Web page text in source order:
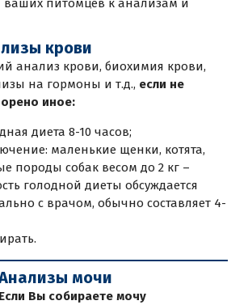
ваших питомцев к анализам и
крови
анализ крови, биохимия крови,
на гормоны и т.д., если не
иное:
диета 8-10 часов;
маленькие щенки, котята,
породы собак весом до 2 кг –
голодной диеты обсуждается
с врачом, обычно составляет 4-
мочи
Если Вы собираете мочу